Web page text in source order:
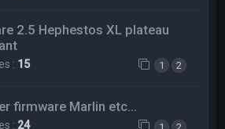
2.5 Hephestos XL plateau
: 15 1 2
firmware Marlin etc...
: 24